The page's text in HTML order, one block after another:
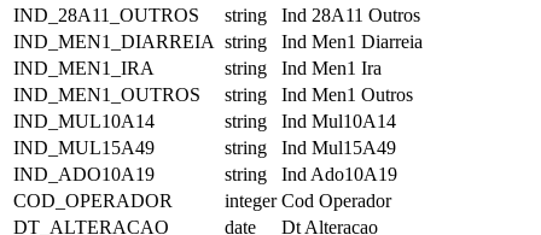
IND_28A11_OUTROS
string
Ind 28A11 Outros
IND_MEN1_DIARREIA string
Ind Men1 Diarreia
IND_MEN1_IRA
string
Ind Men1 Ira
IND_MEN1_OUTROS
string
Ind Men1 Outros
IND_MUL10A14
string
Ind Mul10A14
IND_MUL15A49
string
Ind Mul15A49
IND_ADO10A19
string
Ind Ado10A19
COD_OPERADOR
integer Cod Operador
DT_ALTERACAO
date
Dt Alteracao